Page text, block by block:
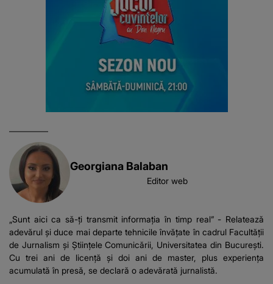
Georgiana Balaban
Editor web
„Sunt aici ca să-ți transmit informația în timp real” - Relatează
adevărul și duce mai departe tehnicile învățate în cadrul Facultății
de Jurnalism și Științele Comunicării, Universitatea din București.
Cu trei ani de licență și doi ani de master, plus experiența
acumulată în presă, se declară o adevărată jurnalistă.